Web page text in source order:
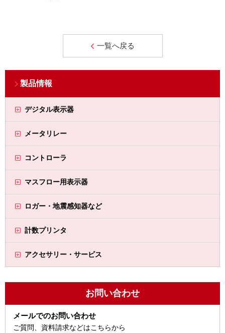
一覧へ戻る
製品情報
デジタル表示器
メータリレー
コントローラ
マスフロー用表示器
ロガー・地震感知器など
計数プリンタ
アクセサリー・サービス
お問い合わせ
メールでのお問い合わせ
ご質問、資料請求などはこちらから